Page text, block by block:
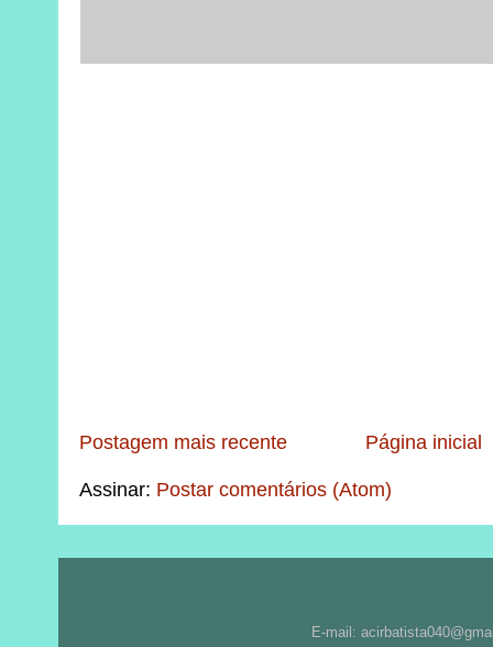
Postagem mais recente Página inicial
Assinar: Postar comentários (Atom)
E-mail: